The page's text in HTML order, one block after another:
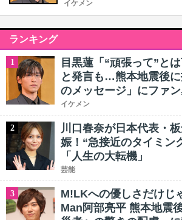
イケメン
ランキング
1
目黒蓮「“頑張って”と
と発言も…熊本地震後
のメッセージ」にファ
イケメン
2
川口春奈が日本代表・
娠！“急接近のタイミン
「人生の大転機」
芸能
3
M!LKへの優しさだけ
Man阿部亮平 熊本地震